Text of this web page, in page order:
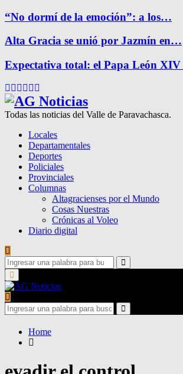
“No dormí de la emoción”: a los…
Alta Gracia se unió por Jazmín en…
Expectativa total: el Papa León
Facebook
Twitter
Instagram
Pinterest
Google
Todas las noticias del Valle de Paravachasca.
Locales
Departamentales
Deportes
Policiales
Provinciales
Columnas
Altagracienses por el Mundo
Cosas Nuestras
Crónicas al Voleo
Diario digital
Search
for:
Search
Primary
Menu
Search
for:
Search
Home